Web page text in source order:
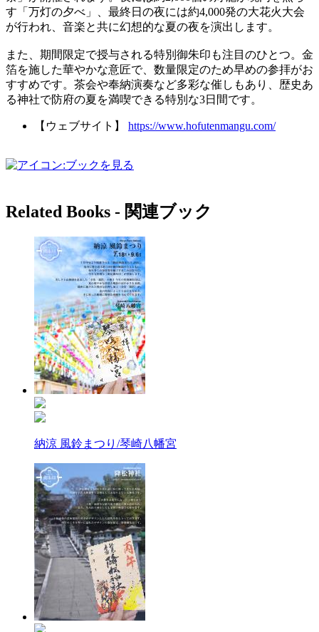
す「万灯の夕べ」、最終日の夜には約4,000発の大花火大会
が行われ、音楽と共に幻想的な夏の夜を演出します。
また、期間限定で授与される特別御朱印も注目のひとつ。金
箔を施した華やかな意匠で、数量限定のため早めの参拝がお
すすめです。茶会や奉納演奏など多彩な催しもあり、歴史あ
る神社で防府の夏を満喫できる特別な3日間です。
【ウェブサイト】 https://www.hofutenmangu.com/
Related Books ‐ 関連ブック
納涼 風鈴まつり/琴崎八幡宮